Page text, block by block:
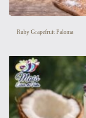
Ruby Grapefruit Paloma